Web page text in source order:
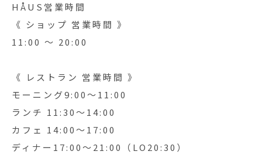
HÅUS営業時間
《 ショップ 営業時間 》
11:00 〜 20:00
《 レストラン 営業時間 》
モーニング9:00〜11:00
ランチ 11:30〜14:00
カフェ 14:00〜17:00
ディナー17:00〜21:00（LO20:30）